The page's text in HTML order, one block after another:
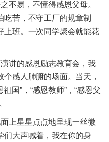
不易，不懂得感恩父母。
吃苦，不守工厂的规章制
上班。一次同学聚会就能花
讲的感恩励志教育会，我
感人肺腑的场面。当天，
国”，“感恩教师”，“感恩父
上星星点点地呈现一丝微
们大声喊着，我在你的身